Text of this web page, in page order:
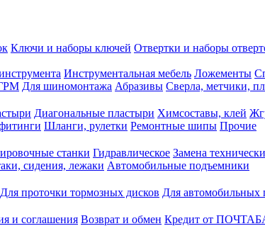
Ключи и наборы ключей Отвертки и наборы
Инструментальная мебель Ложементы
Для шиномонтажа Абразивы Сверла, метчики,
Диагональные пластыри Химсоставы, клей
Шланги, рулетки Ремонтные шипы Прочие
станки Гидравлическое Замена
сидения, лежаки Автомобильные подъемники
Для проточки тормозных дисков Для автомобильных
и соглашения Возврат и обмен Кредит от